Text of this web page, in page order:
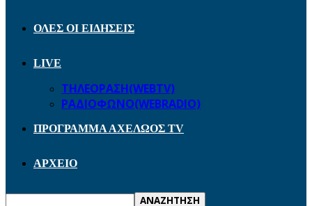
ΟΛΕΣ ΟΙ ΕΙΔΗΣΕΙΣ
LIVE
ΤΗΛΕΟΡΑΣΗ(WEBTV)
ΡΑΔΙΟΦΩΝΟ(WEBRADIO)
ΠΡΟΓΡΑΜΜΑ ΑΧΕΛΩΟΣ TV
ΑΡΧΕΙΟ